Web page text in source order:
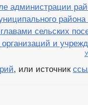
администрации
сельских
и
, или источник